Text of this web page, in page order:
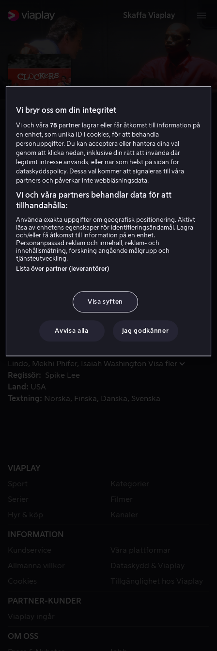
Skaffa Viaplay
Clockers
15 år
Hyr 49 kr
En gripande historia om Strike, en hårt arbetande
En gripande historia om Strike, en hårt arbetande
"Clocker" (dygnet-runt-droghandlare) vars problem
Lindo
Mekhi Phifer Isaiah Washington Visa fler
Regissör
Spike Lee
Land
USA
Textning
Norska Finska Danska Svenska
VIAPLAY
Sport
Kategorier
Serier
Filmer
Hyr & köp
Kanaler
INFORMATION
Kundservice
Våra plattformar
Allmänna villkor
Dataskydd & Viaplay
Cookies
Tillgänglighet hos Viaplay
PARTNER-KUNDER
Viaplay ingår
OM OSS
Vi bryr oss om din integritet
Vi och våra78 partner lagrar eller får åtkomst till information på
en enhet, som unika ID i cookies, för att behandla
personuppgifter. Du kan acceptera eller hantera dina val
genom att klicka nedan, inklusive din rätt att invända där
legitimt intresse används, eller när som helst på sidan för
dataskyddspolicy. Dessa val kommer att signaleras till våra
partners och påverkar inte webbläsningsdata.
Vi och våra partners behandlar data för att
tillhandahålla:
Använda exakta uppgifter om geografisk positionering. Aktivt
läsa av enhetens egenskaper för identifieringsändamål. Lagra
och/eller få åtkomst till information på en enhet.
Personanpassad reklam och innehåll, reklam- och
innehållsmätning, forskning angående målgrupp och
tjänsteutveckling.
Lista över partner (leverantörer)
Visa syften
Avvisa alla Jag godkänner